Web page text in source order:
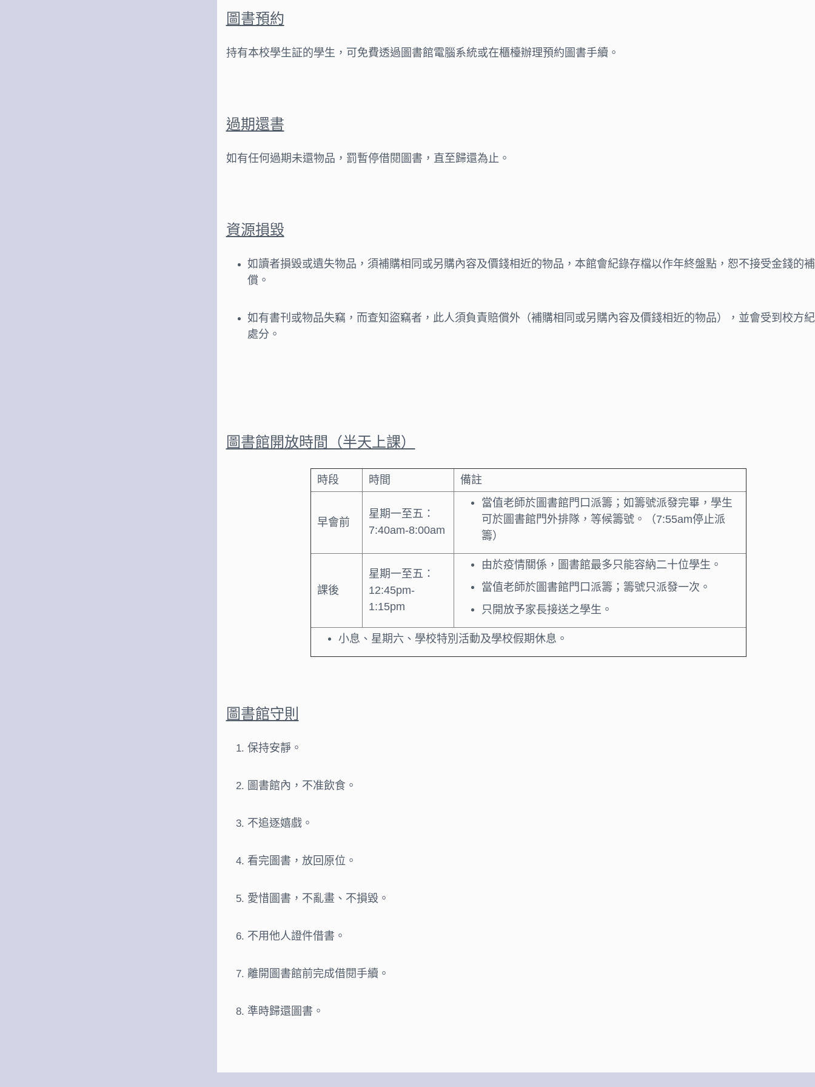
圖書預約
持有本校學生証的學生，可免費透過圖書館電腦系統或在櫃檯辦理預約圖書手續。
過期還書
如有任何過期未還物品，罰暫停借閱圖書，直至歸還為止。
資源損毀
如讀者損毀或遺失物品，須補購相同或另購內容及價錢相近的物品，本館會紀錄存檔以作年終盤點，恕不接受金錢的補
償。
如有書刊或物品失竊，而查知盜竊者，此人須負責賠償外（補購相同或另購內容及價錢相近的物品），並會受到校方
處分。
圖書館開放時間（半天上課）
時段 時間 備註
早會前
星期一至五：
7:40am-8:00am
當值老師於圖書館門口派籌；如籌號派發完畢，學生
可於圖書館門外排隊，等候籌號。（7:55am停止派
籌）
課後
星期一至五：
12:45pm-
1:15pm
由於疫情關係，圖書館最多只能容納二十位學生。
當值老師於圖書館門口派籌；籌號只派發一次。
只開放予家長接送之學生。
小息、星期六、學校特別活動及學校假期休息。
圖書館守則
保持安靜。
圖書館內，不准飲食。
不追逐嬉戲。
看完圖書，放回原位。
愛惜圖書，不亂畫、不損毀。
不用他人證件借書。
離開圖書館前完成借閱手續。
準時歸還圖書。